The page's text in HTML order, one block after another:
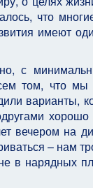
что
имеют
с
том, что
варианты,
хорошо
вечером на
– нам
в нарядных